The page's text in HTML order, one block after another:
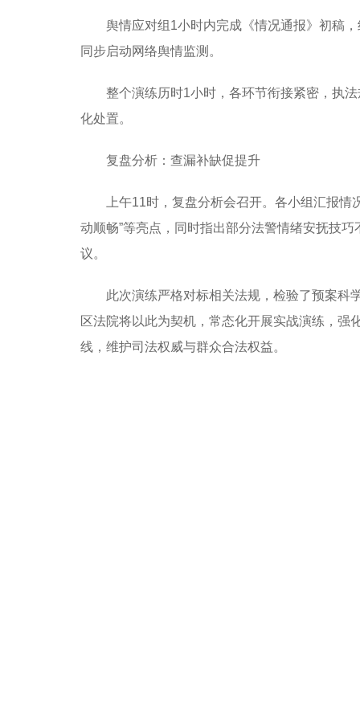
舆情应对组1小时内完成《情况通报》初稿
同步启动网络舆情监测。
整个演练历时1小时，各环节衔接紧密，执
化处置。
复盘分析：查漏补缺促提升
上午11时，复盘分析会召开。各小组汇报情
动顺畅”等亮点，同时指出部分法警情绪安抚技
议。
此次演练严格对标相关法规，检验了预案科
区法院将以此为契机，常态化开展实战演练，
线，维护司法权威与群众合法权益。